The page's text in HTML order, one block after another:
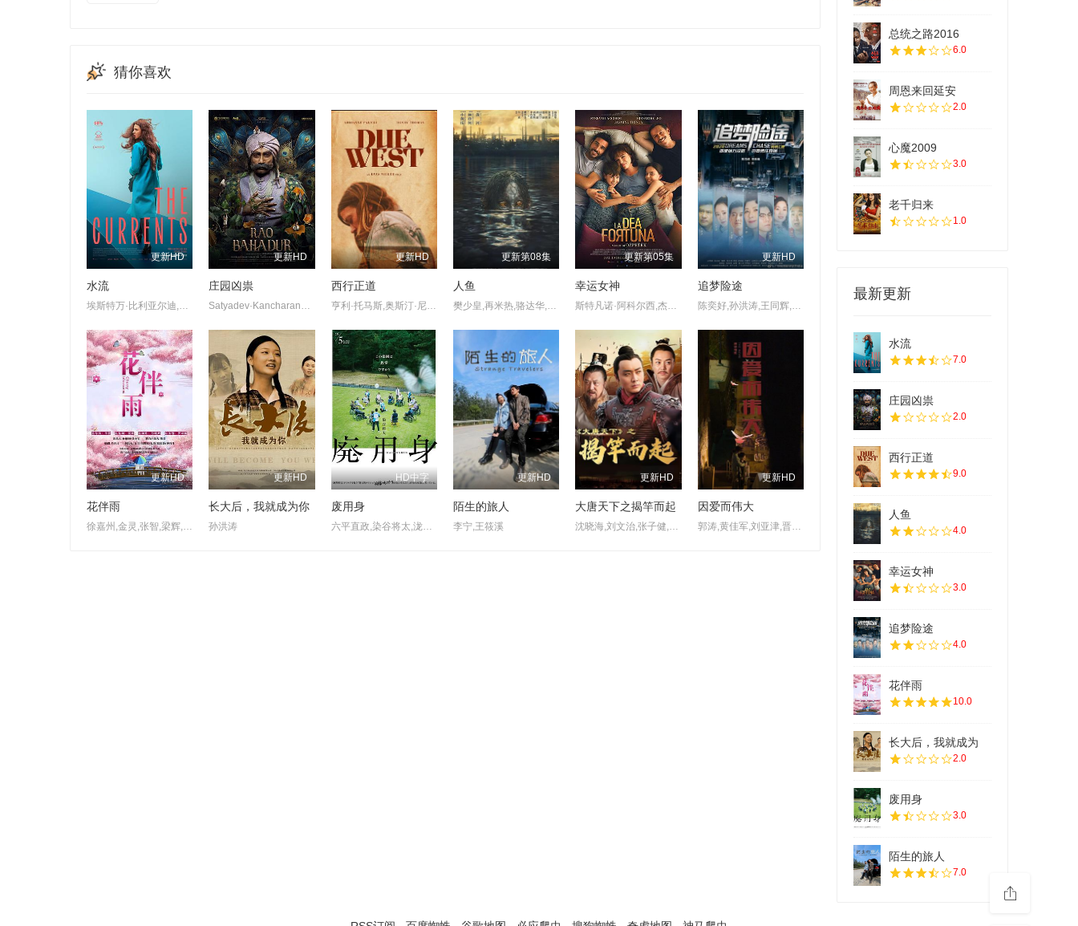
猜你喜欢
更新HD
水流
埃斯特万·比利亚尔迪,伊莎贝尔·艾梅·冈萨蕾斯-索拉,萨拉·贝西奥,雅兹明·卡巴洛,艾玛·法约·杜阿尔特,埃内斯蒂娜·加蒂,克劳迪娅·桑切丝
更新HD
庄园凶祟
Satyadev·Kancharana,Deepa·Thomas,Anand·Bharathi
更新HD
西行正道
亨利·托马斯,奥斯汀·尼可斯,阿德琳妮·帕里奇,奥黛塔·安纳布尔,席亚拉·博拉沃,马特·劳里亚
更新第08集
人鱼
樊少皇,再米热,骆达华,李若希,田浩宁,唐鑫
更新第05集
幸运女神
斯特凡诺·阿科尔西,杰丝敏·特丽卡,爱德华多·莱奥,芭芭拉·阿尔贝蒂,菲利波·尼格鲁,洛雷达纳·卡纳塔
更新HD
追梦险途
陈奕好,孙洪涛,王同辉,王静,罗旖凡,谢昀杉,张云馨
更新HD
花伴雨
徐嘉州,金灵,张智,梁辉,方恩佐,陈柏润
更新HD
长大后，我就成为你
孙洪涛
HD中字
废用身
六平直政,染谷将太,泷内公美,北村有起哉,吉冈睦雄,中村映里子,广末哲万,中井友望
更新HD
陌生的旅人
李宁,王筱溪
更新HD
大唐天下之揭竿而起
沈晓海,刘文治,张子健,刘奕君
更新HD
因爱而伟大
郭涛,黄佳军,刘亚津,晋松,淳于珊珊,涂松岩,孔连顺,童蕾,韩远琪
总统之路2016
6.0
周恩来回延安
2.0
心魔2009
3.0
老千归来
1.0
最新更新
水流
7.0
庄园凶祟
2.0
西行正道
9.0
人鱼
4.0
幸运女神
3.0
追梦险途
4.0
花伴雨
10.0
长大后，我就成为
2.0
废用身
3.0
陌生的旅人
7.0